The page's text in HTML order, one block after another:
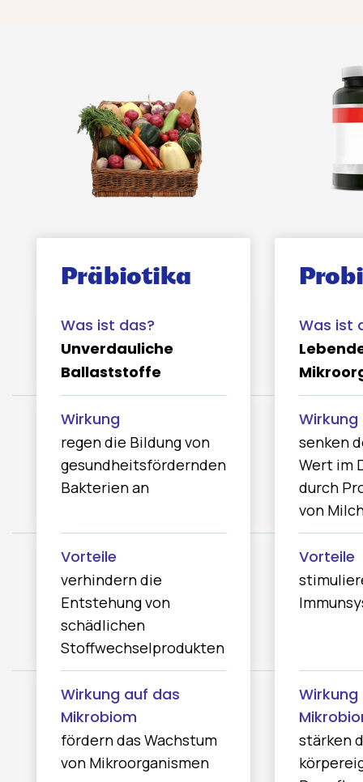
Präbiotika
Unverdauliche
Ballaststoffe
regen die Bildung von
gesundheitsfördernden
Bakterien an
senken
Wert im
durch
von
verhindern die
Entstehung von
schädlichen
Stoffwechselprodukten
fördern das Wachstum
von Mikroorganismen
stärken